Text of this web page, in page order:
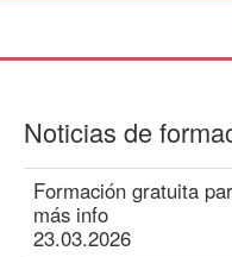
Noticias de
Formación gratuita
más info
23.03.2026